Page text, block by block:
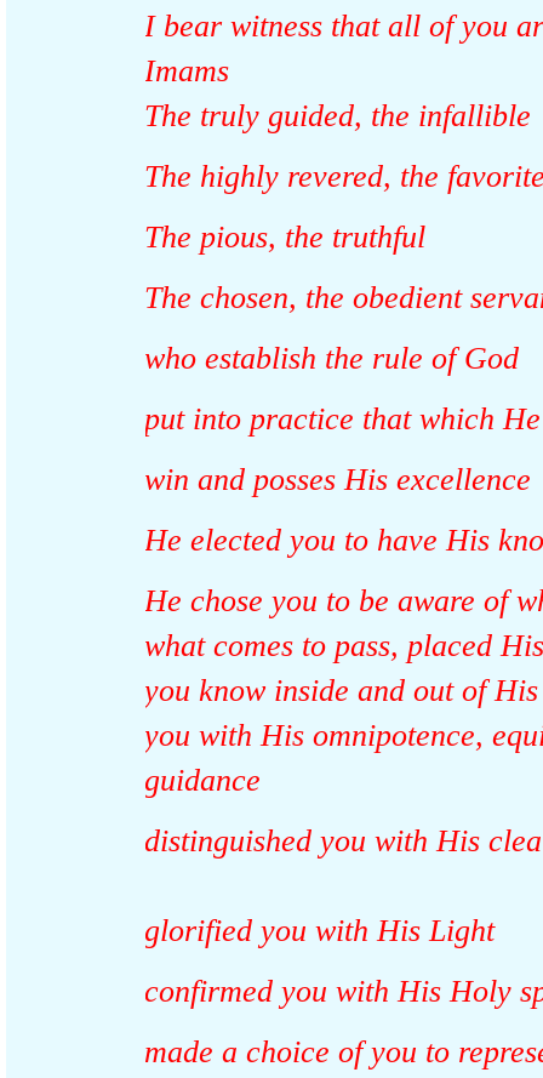
I bear witness that all of
Imams
The truly guided, the
The highly revered, the
The pious, the truthful
The chosen, the obedient
who establish the rule of God
put into practice that which
win and posses His
He elected you to have His
He chose you to be aware
what comes to pass, placed
you know inside and out of
you with His omnipotence,
guidance
distinguished you with His
glorified you with His Light
confirmed you with His
made a choice of you to